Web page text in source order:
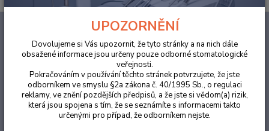
Cavex ColorChange Fast Set 10ks
Cavex ColorChange Fast Set 10ks
UPOZORNĚNÍ
Dovolujeme si Vás upozornit, že tyto stránky a na nich dále
obsažené informace jsou určeny pouze odborné stomatologické
veřejnosti.
Pokračováním v používání těchto stránek potvrzujete, že jste
odborníkem ve smyslu §2a zákona č. 40/1995 Sb., o regulaci
reklamy, ve znění pozdějších předpisů, a že jste si vědom(a) rizik,
která jsou spojena s tím, že se seznámíte s informacemi takto
určenými pro případ, že odborníkem nejste.